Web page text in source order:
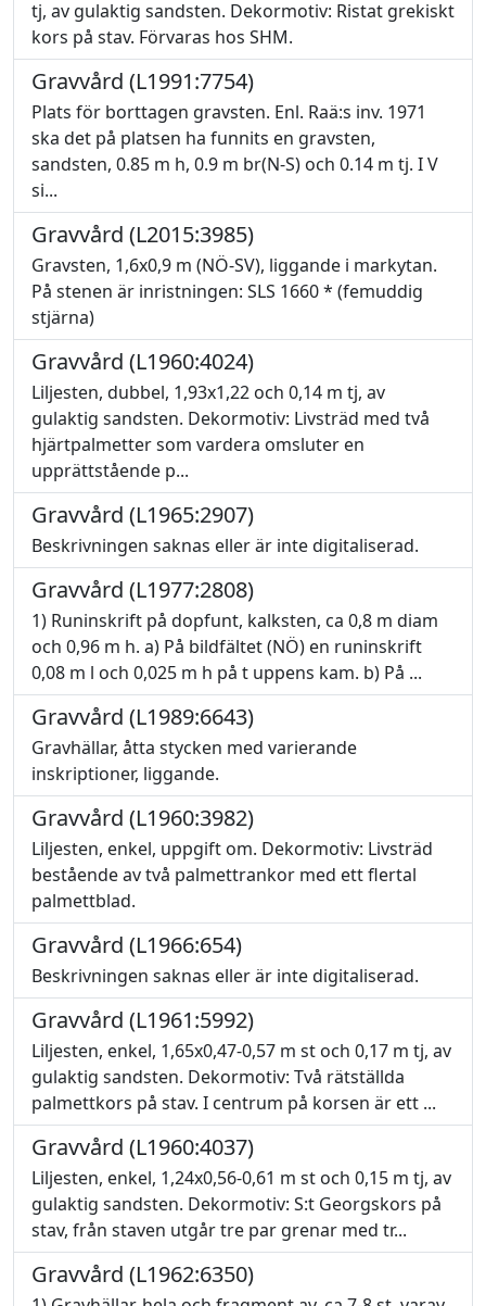
tj, av gulaktig sandsten. Dekormotiv: Ristat grekiskt
kors på stav. Förvaras hos SHM.
Gravvård (L1991:7754)
Plats för borttagen gravsten. Enl. Raä:s inv. 1971
ska det på platsen ha funnits en gravsten,
sandsten, 0.85 m h, 0.9 m br(N-S) och 0.14 m tj. I V
si...
Gravvård (L2015:3985)
Gravsten, 1,6x0,9 m (NÖ-SV), liggande i markytan.
På stenen är inristningen: SLS 1660 * (femuddig
stjärna)
Gravvård (L1960:4024)
Liljesten, dubbel, 1,93x1,22 och 0,14 m tj, av
gulaktig sandsten. Dekormotiv: Livsträd med två
hjärtpalmetter som vardera omsluter en
upprättstående p...
Gravvård (L1965:2907)
Beskrivningen saknas eller är inte digitaliserad.
Gravvård (L1977:2808)
1) Runinskrift på dopfunt, kalksten, ca 0,8 m diam
och 0,96 m h. a) På bildfältet (NÖ) en runinskrift
0,08 m l och 0,025 m h på t uppens kam. b) På ...
Gravvård (L1989:6643)
Gravhällar, åtta stycken med varierande
inskriptioner, liggande.
Gravvård (L1960:3982)
Liljesten, enkel, uppgift om. Dekormotiv: Livsträd
bestående av två palmettrankor med ett flertal
palmettblad.
Gravvård (L1966:654)
Beskrivningen saknas eller är inte digitaliserad.
Gravvård (L1961:5992)
Liljesten, enkel, 1,65x0,47-0,57 m st och 0,17 m tj, av
gulaktig sandsten. Dekormotiv: Två rätställda
palmettkors på stav. I centrum på korsen är ett ...
Gravvård (L1960:4037)
Liljesten, enkel, 1,24x0,56-0,61 m st och 0,15 m tj, av
gulaktig sandsten. Dekormotiv: S:t Georgskors på
stav, från staven utgår tre par grenar med tr...
Gravvård (L1962:6350)